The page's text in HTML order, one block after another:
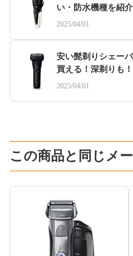
い・防水機種を紹介
2025/04/01
安い髭剃りシェー
買える！深剃りも！
2025/04/01
この商品と同じメ